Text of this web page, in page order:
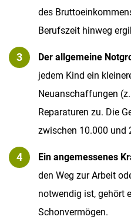
des
Berufszeit hinweg
Der allgemeine
jedem Kind ein
Neuanschaffungen
Reparaturen zu. Die
zwischen 10.000 und
Ein angemessenes
den Weg zur Arbeit
notwendig ist, gehört
Schonvermögen.